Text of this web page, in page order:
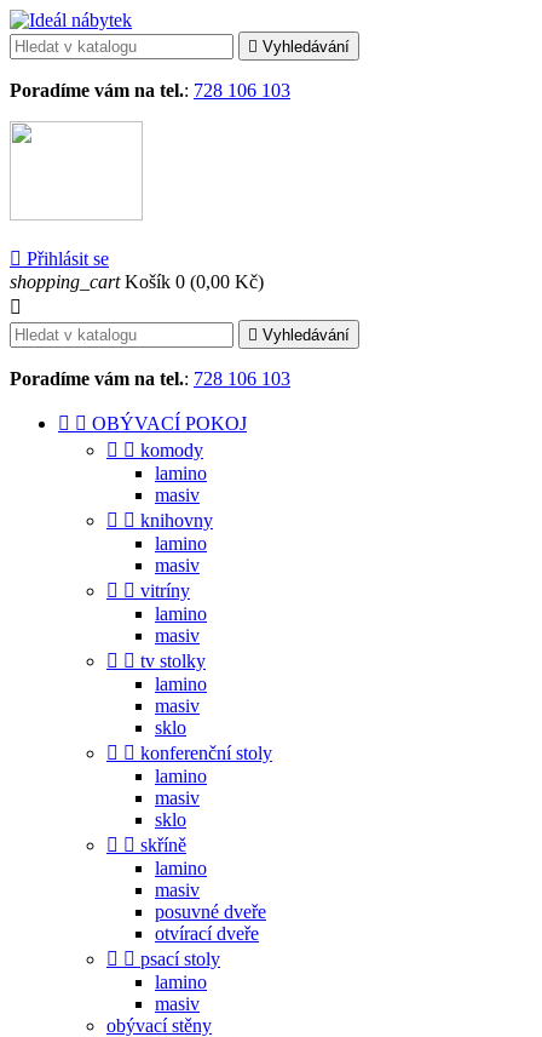
 Vyhledávání
Poradíme vám na tel.: 728 106 103
 Přihlásit se
shopping_cart Košík 0 (0,00 Kč)

 Vyhledávání
Poradíme vám na tel.: 728 106 103
  OBÝVACÍ POKOJ
  komody
lamino
masiv
  knihovny
lamino
masiv
  vitríny
lamino
masiv
  tv stolky
lamino
masiv
sklo
  konferenční stoly
lamino
masiv
sklo
  skříně
lamino
masiv
posuvné dveře
otvírací dveře
  psací stoly
lamino
masiv
obývací stěny